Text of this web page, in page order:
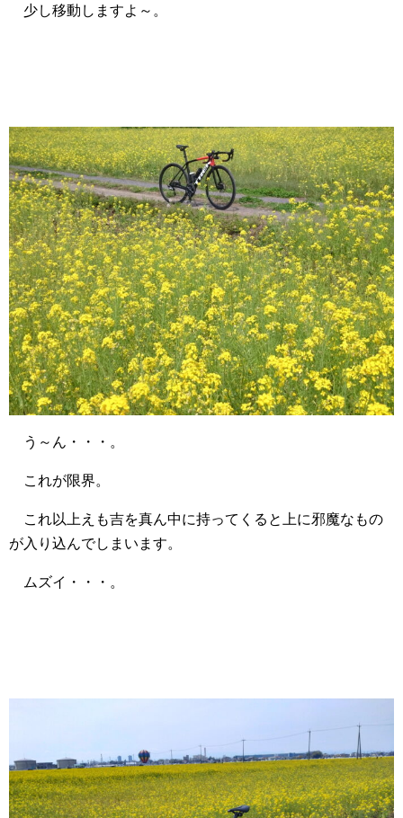
少し移動しますよ～。
う～ん・・・。
これが限界。
これ以上えも吉を真ん中に持ってくると上に邪魔なもの
が入り込んでしまいます。
ムズイ・・・。